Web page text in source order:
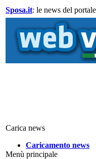
Sposa.it: le news del
Carica news
Caricamento news
Menù principale